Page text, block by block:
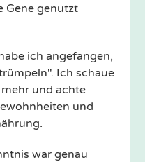
Gene genutzt
ich angefangen,
Ich schaue
und achte
und
war genau